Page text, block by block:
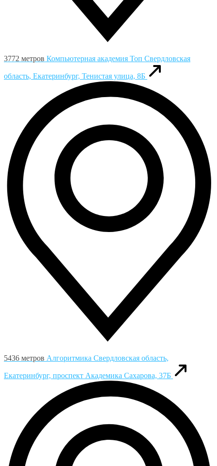
3772 метров Компьютерная академия Toп Свердловская
область, Екатеринбург, Тенистая улица, 8Б
5436 метров Алгоритмика Свердловская область,
Екатеринбург, проспект Академика Сахарова, 37Б